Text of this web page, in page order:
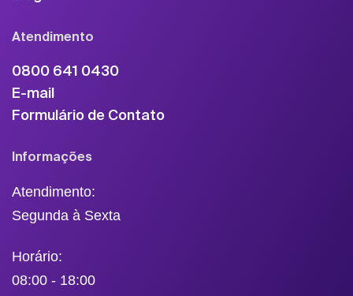
Atendimento
0800 641 0430
E-mail
Formulário de Contato
Informações
Atendimento:
Segunda à Sexta
Horário:
08:00 - 18:00